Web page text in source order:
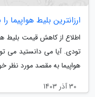
ارزانترین بلیط هواپیما
اطلاع از کاهش قیمت بلیط
تودی. آیا می دانستید می
هواپیما به مقصد مورد نظر
30 آذر 1403